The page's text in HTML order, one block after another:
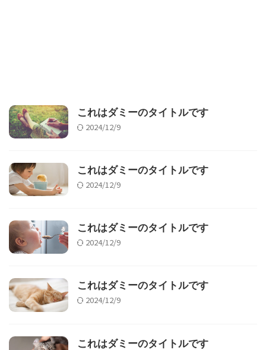
これはダミーのタイトルです
2024/12/9
これはダミーのタイトルです
2024/12/9
これはダミーのタイトルです
2024/12/9
これはダミーのタイトルです
2024/12/9
これはダミーのタイトルです